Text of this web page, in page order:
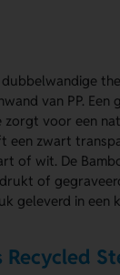
van PP.
zorgt voor een
een zwart
of wit. De
of
geleverd in een
Recycled